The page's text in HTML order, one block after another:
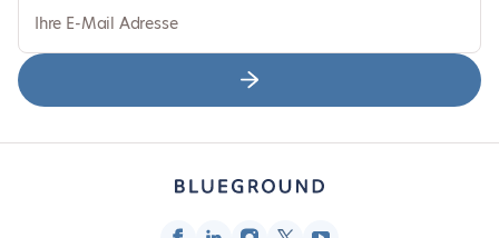
Ihre E-Mail Adresse